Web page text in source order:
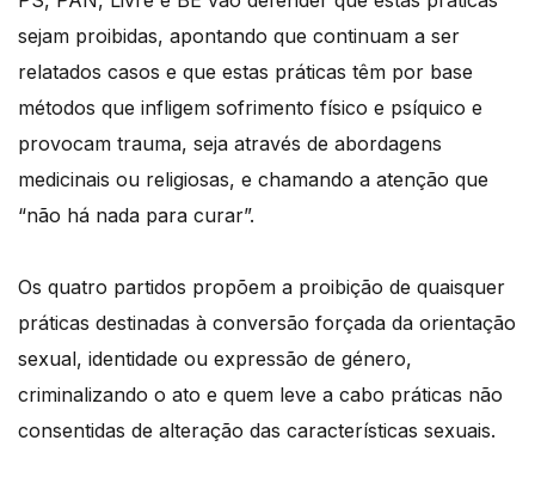
sejam proibidas, apontando que continuam a ser
relatados casos e que estas práticas têm por base
métodos que infligem sofrimento físico e psíquico e
provocam trauma, seja através de abordagens
medicinais ou religiosas, e chamando a atenção que
“não há nada para curar”.
Os quatro partidos propõem a proibição de quaisquer
práticas destinadas à conversão forçada da orientação
sexual, identidade ou expressão de género,
criminalizando o ato e quem leve a cabo práticas não
consentidas de alteração das características sexuais.